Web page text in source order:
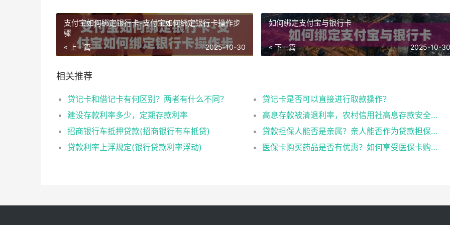
支付宝如何绑定银行卡-支付宝如何绑定银行卡操作步
骤
« 上一篇 2025-10-30
如何绑定支付宝与银行卡
« 下一篇 2025-10-30
相关推荐
贷记卡和借记卡有何区别？两者有什么不同？
贷记卡是否可以直接进行取款操作？
建设存款利率多少，定期存款利率
高息存款被清退利率，农村信用社高息存款安全吗
招商银行车抵押贷款(招商银行有车抵贷)
贷款担保人能否是亲属？亲人能否作为贷款担保人？
贷款利率上浮规定(银行贷款利率浮动)
医保卡购买药品是否有优惠？如何享受医保卡购药优惠？